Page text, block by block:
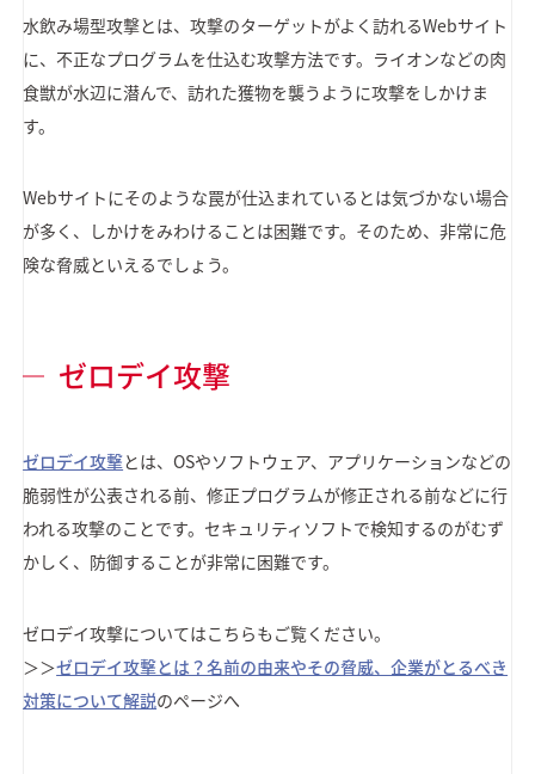
水飲み場型攻撃とは、攻撃のターゲットがよく訪れるWebサイト
に、不正なプログラムを仕込む攻撃方法です。ライオンなどの肉
食獣が水辺に潜んで、訪れた獲物を襲うように攻撃をしかけま
す。
Webサイトにそのような罠が仕込まれているとは気づかない場合
が多く、しかけをみわけることは困難です。そのため、非常に危
険な脅威といえるでしょう。
ゼロデイ攻撃
ゼロデイ攻撃とは、OSやソフトウェア、アプリケーションなどの
脆弱性が公表される前、修正プログラムが修正される前などに行
われる攻撃のことです。セキュリティソフトで検知するのがむず
かしく、防御することが非常に困難です。
ゼロデイ攻撃についてはこちらもご覧ください。
＞＞ゼロデイ攻撃とは？名前の由来やその脅威、企業がとるべき
対策について解説のページへ